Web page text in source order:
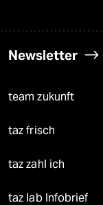
Newsletter
team zukunft
taz frisch
taz zahl ich
taz lab Infobrief